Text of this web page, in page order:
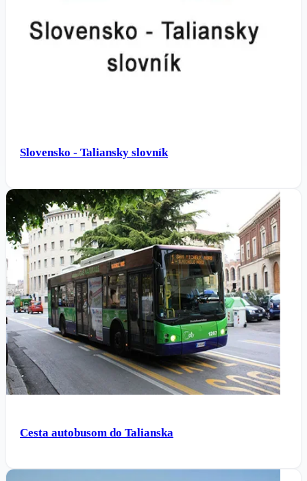
Slovensko - Taliansky slovník
Cesta autobusom do Talianska